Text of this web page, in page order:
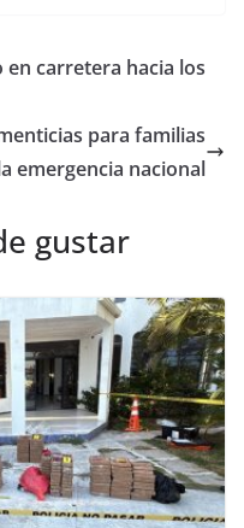
carretera hacia los
para familias
emergencia nacional
gustar